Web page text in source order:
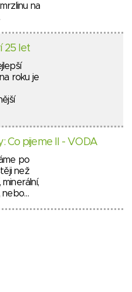
na
25 let
roku je
Co pijeme II - VODA
po
než
minerální,
nebo…